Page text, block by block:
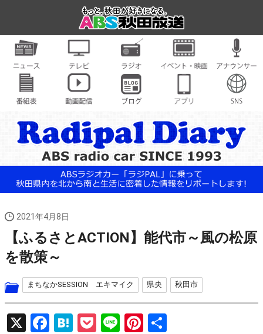
2021年4月8日
【ふるさとACTION】能代市～風の松原
を散策～
まちなかSESSION エキマイク 県央 秋田市
X
F
H
P
Li
Pi